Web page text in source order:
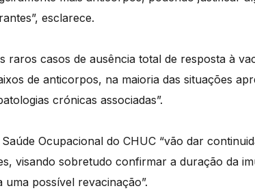
esclarece.
raros casos de ausência total de resposta à
de anticorpos, na maioria das situações
crónicas associadas”.
Ocupacional do CHUC “vão dar
visando sobretudo confirmar a duração da
possível revacinação”.